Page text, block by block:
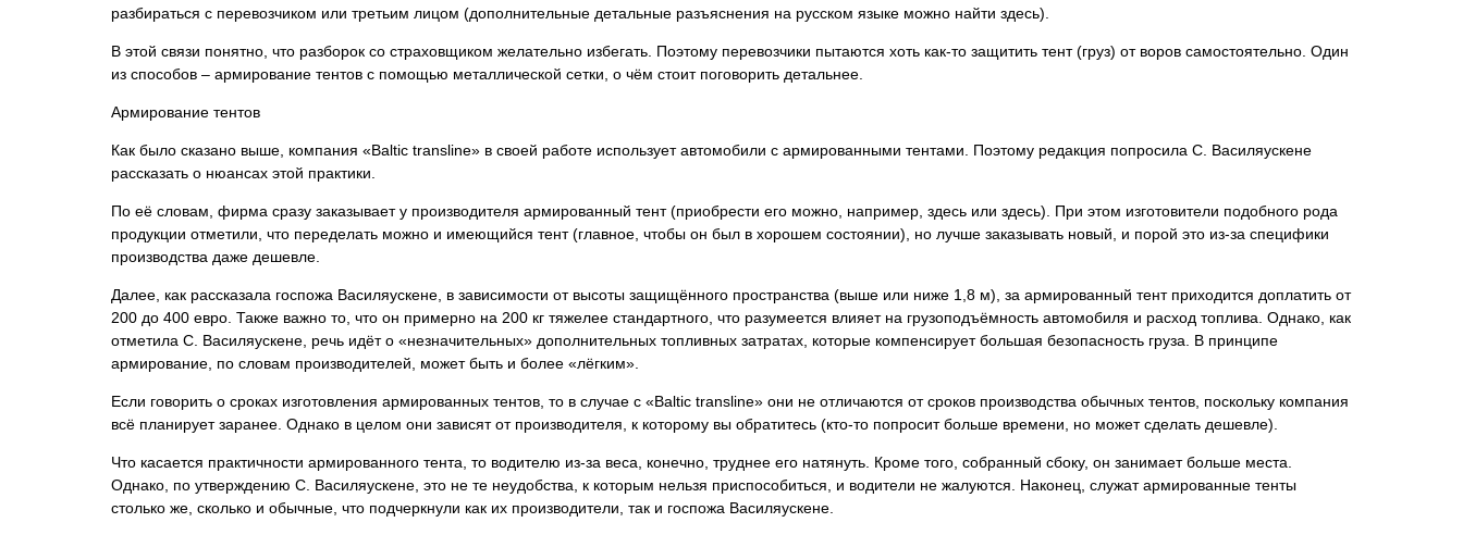
разбираться с перевозчиком или третьим лицом (дополнительные детальные разъяснения на русском языке можно найти здесь).
В этой связи понятно, что разборок со страховщиком желательно избегать. Поэтому перевозчики пытаются хоть как-то защитить тент (груз) от воров самостоятельно. Один
из способов – армирование тентов с помощью металлической сетки, о чём стоит поговорить детальнее.
Армирование тентов
Как было сказано выше, компания «Baltic transline» в своей работе использует автомобили с армированными тентами. Поэтому редакция попросила С. Василяускене
рассказать о нюансах этой практики.
По её словам, фирма сразу заказывает у производителя армированный тент (приобрести его можно, например, здесь или здесь). При этом изготовители подобного рода
продукции отметили, что переделать можно и имеющийся тент (главное, чтобы он был в хорошем состоянии), но лучше заказывать новый, и порой это из-за специфики
производства даже дешевле.
Далее, как рассказала госпожа Василяускене, в зависимости от высоты защищённого пространства (выше или ниже 1,8 м), за армированный тент приходится доплатить от
200 до 400 евро. Также важно то, что он примерно на 200 кг тяжелее стандартного, что разумеется влияет на грузоподъёмность автомобиля и расход топлива. Однако, как
отметила С. Василяускене, речь идёт о «незначительных» дополнительных топливных затратах, которые компенсирует бoльшая безопасность груза. В принципе
армирование, по словам производителей, может быть и более «лёгким».
Если говорить о сроках изготовления армированных тентов, то в случае с «Baltic transline» они не отличаются от сроков производства обычных тентов, поскольку компания
всё планирует заранее. Однако в целом они зависят от производителя, к которому вы обратитесь (кто-то попросит больше времени, но может сделать дешевле).
Что касается практичности армированного тента, то водителю из-за веса, конечно, труднее его натянуть. Кроме того, собранный сбоку, он занимает больше места.
Однако, по утверждению С. Василяускене, это не те неудобства, к которым нельзя приспособиться, и водители не жалуются. Наконец, служат армированные тенты
столько же, сколько и обычные, что подчеркнули как их производители, так и госпожа Василяускене.